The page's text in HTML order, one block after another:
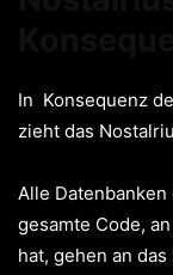
In Konsequenz
zieht das
Alle
gesamte Code,
hat, gehen an